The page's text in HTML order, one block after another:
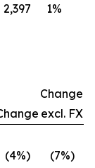
2,397 1%
Change
excl. FX
(4%)
(7%)